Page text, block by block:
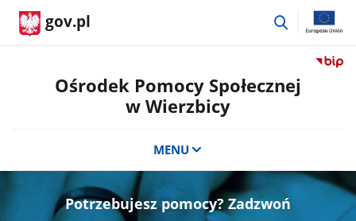
gov.pl
przejdź
Przejdź
Ośrodek Pomocy Społecznej
w Wierzbicy
MENU
Potrzebujesz pomocy? Zadzwoń